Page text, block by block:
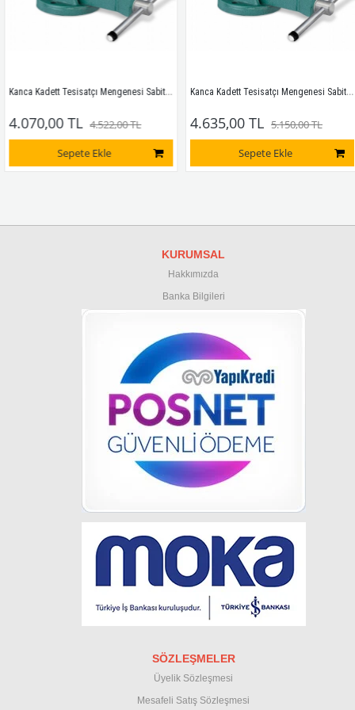
Kanca Kadett Tesisatçı Mengenesi Sabit 115mm
TL 4.522,00 TL
Sepete Ekle
Kanca Kadett Tesisatçı Mengenesi Sabit 125mm
4.635,00 TL 5.150,00 TL
Sepete Ekle
KURUMSAL
Hakkımızda
Banka Bilgileri
SÖZLEŞMELER
Üyelik Sözleşmesi
Mesafeli Satış Sözleşmesi